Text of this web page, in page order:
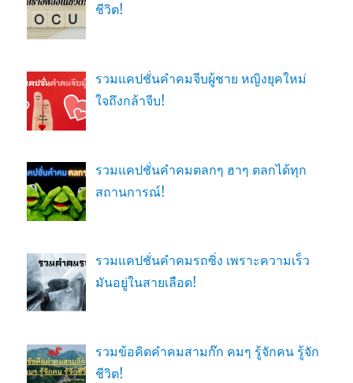
ชีวิต!
รวมแคปชั่นคำคมจีบผู้ชาย หญิงยุคใหม่
ใจถึงกล้าจีบ!
รวมแคปชั่นคำคมตลกๆ ฮาๆ ตลกได้ทุก
สถานการณ์!
รวมแคปชั่นคำคมรถซิ่ง เพราะความเร็ว
มันอยู่ในสายเลือด!
รวมข้อคิดคำคมสามก๊ก คมๆ รู้จักคน รู้จัก
ชีวิต!